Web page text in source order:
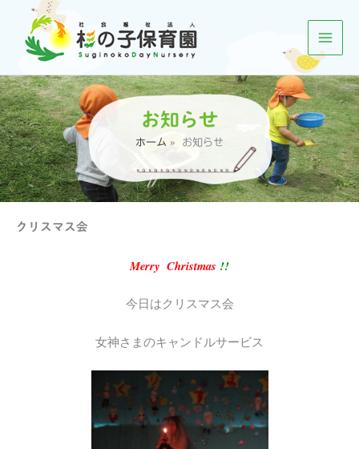
キ
ッ
プ
お知らせ
ホーム お知らせ
クリスマス会
Merry Christmas !!
今日はクリスマス会
女神さまのキャンドルサービス